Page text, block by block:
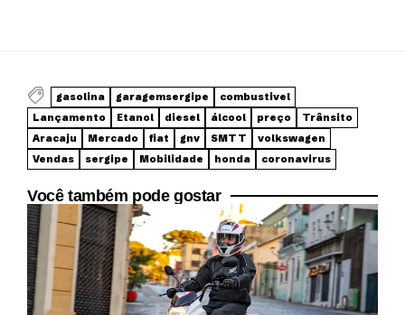
gasolina garagemsergipe
combustivel
Lançamento
Etanol diesel álcool preço
Trânsito
Aracaju
Mercado fiat gnv SMTT
volkswagen
Vendas
sergipe Mobilidade honda coronavirus
Você também pode gostar